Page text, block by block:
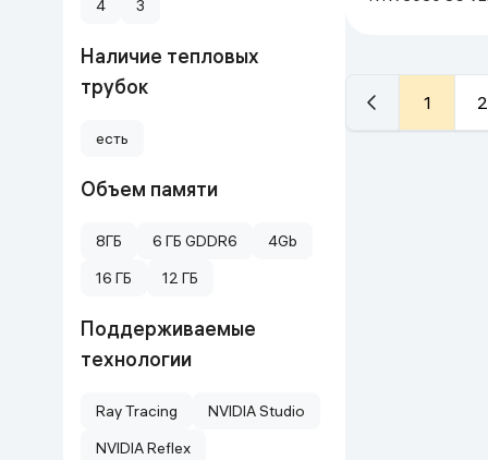
4 3
Наличие тепловых
трубок
есть
Объем памяти
8ГБ 6 ГБ GDDR6
4Gb
16 ГБ
12 ГБ
Поддерживаемые
технологии
Ray Tracing
NVIDIA Studio
NVIDIA Reflex
1 2